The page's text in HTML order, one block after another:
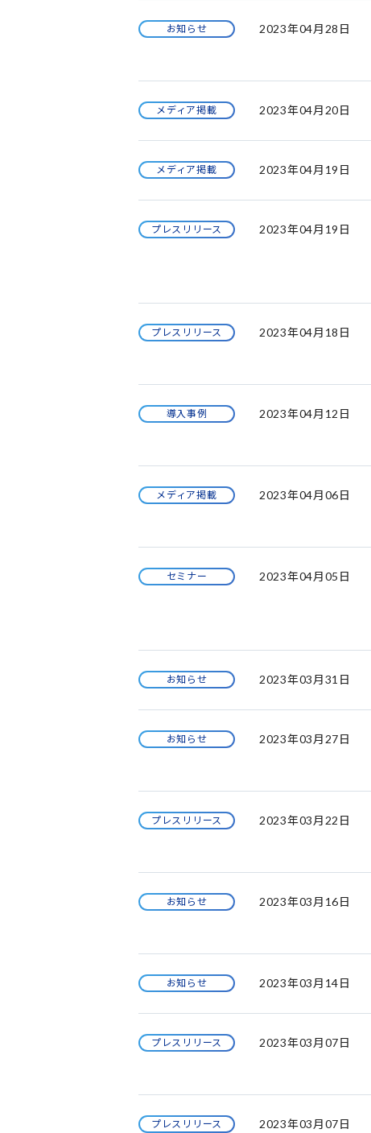
お知らせ 2023年04月28日
メディア掲載 2023年04月20日
メディア掲載 2023年04月19日
プレスリリース 2023年04月19日
プレスリリース 2023年04月18日
導入事例 2023年04月12日
メディア掲載 2023年04月06日
セミナー 2023年04月05日
お知らせ 2023年03月31日
お知らせ 2023年03月27日
プレスリリース 2023年03月22日
お知らせ 2023年03月16日
お知らせ 2023年03月14日
プレスリリース 2023年03月07日
プレスリリース 2023年03月07日